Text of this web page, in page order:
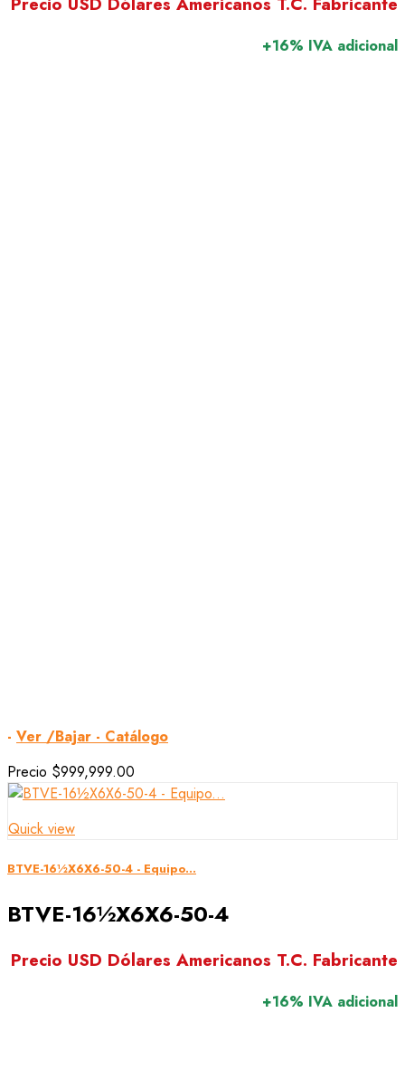
+16% IVA adicional
- Ver /Bajar - Catálogo
Precio $999,999.00
Quick view
BTVE-16½X6X6-50-4 - Equipo...
BTVE-16½X6X6-50-4
Precio USD Dólares Americanos T.C. Fabricante
+16% IVA adicional